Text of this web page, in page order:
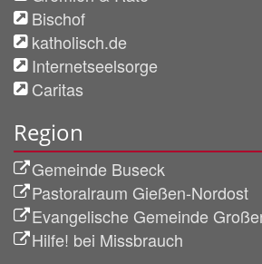
Bischof
katholisch.de
Internetseelsorge
Caritas
Region
Gemeinde Buseck
Pastoralraum Gießen-Nordost
Evangelische Gemeinde
Hilfe! bei Missbrauch